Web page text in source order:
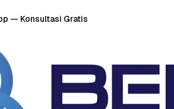
— Konsultasi Gratis